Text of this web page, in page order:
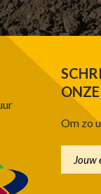
Om zo